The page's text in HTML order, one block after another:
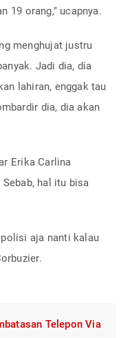
19 orang," ucapnya.
menghujat justru
Jadi dia, dia
lahiran, enggak tau
dia, dia akan
Erika Carlina
hal itu bisa
aja nanti kalau
Telepon Via